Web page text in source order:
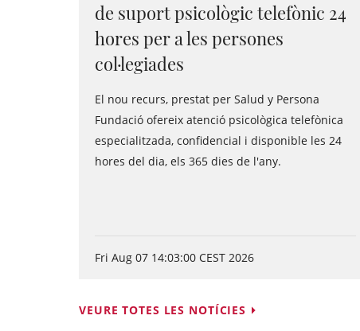
de suport psicològic telefònic 24
hores per a les persones
col·legiades
El nou recurs, prestat per Salud y Persona
Fundació ofereix atenció psicològica telefònica
especialitzada, confidencial i disponible les 24
hores del dia, els 365 dies de l'any.
Fri Aug 07 14:03:00 CEST 2026
VEURE TOTES LES NOTÍCIES